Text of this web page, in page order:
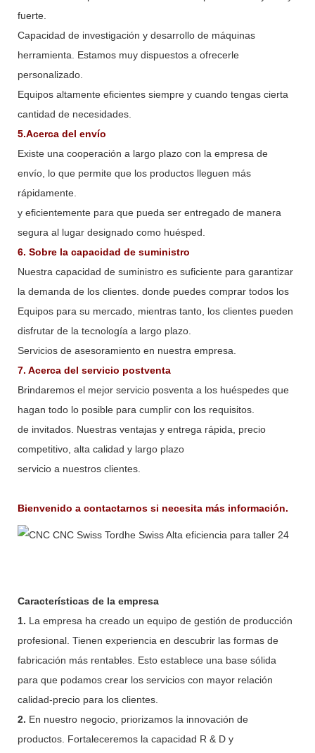
fuerte.
Capacidad de investigación y desarrollo de máquinas
herramienta. Estamos muy dispuestos a ofrecerle
personalizado.
Equipos altamente eficientes siempre y cuando tengas cierta
cantidad de necesidades.
5.Acerca del envío
Existe una cooperación a largo plazo con la empresa de
envío, lo que permite que los productos lleguen más
rápidamente.
y eficientemente para que pueda ser entregado de manera
segura al lugar designado como huésped.
6. Sobre la capacidad de suministro
Nuestra capacidad de suministro es suficiente para garantizar
la demanda de los clientes. donde puedes comprar todos los
Equipos para su mercado, mientras tanto, los clientes pueden
disfrutar de la tecnología a largo plazo.
Servicios de asesoramiento en nuestra empresa.
7. Acerca del servicio postventa
Brindaremos el mejor servicio posventa a los huéspedes que
hagan todo lo posible para cumplir con los requisitos.
de invitados. Nuestras ventajas y entrega rápida, precio
competitivo, alta calidad y largo plazo
servicio a nuestros clientes.
Bienvenido a contactarnos si necesita más información.
Características de la empresa
1. La empresa ha creado un equipo de gestión de producción
profesional. Tienen experiencia en descubrir las formas de
fabricación más rentables. Esto establece una base sólida
para que podamos crear los servicios con mayor relación
calidad-precio para los clientes.
2. En nuestro negocio, priorizamos la innovación de
productos. Fortaleceremos la capacidad R & D y